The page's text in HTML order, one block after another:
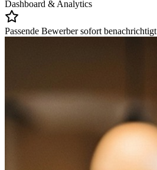
Dashboard & Analytics
Passende Bewerber sofort benachrichtigt